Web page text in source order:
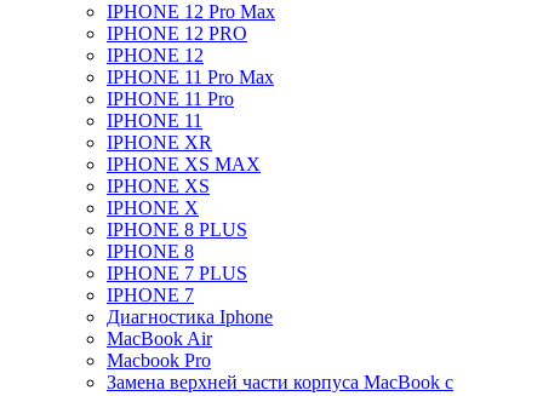
IPHONE 12 Pro Max
IPHONE 12 PRO
IPHONE 12
IPHONE 11 Pro Max
IPHONE 11 Pro
IPHONE 11
IPHONE XR
IPHONE XS MAX
IPHONE XS
IPHONE X
IPHONE 8 PLUS
IPHONE 8
IPHONE 7 PLUS
IPHONE 7
Диагностика Iphone
MacBook Air
Macbook Pro
Замена верхней части корпуса MacBook с